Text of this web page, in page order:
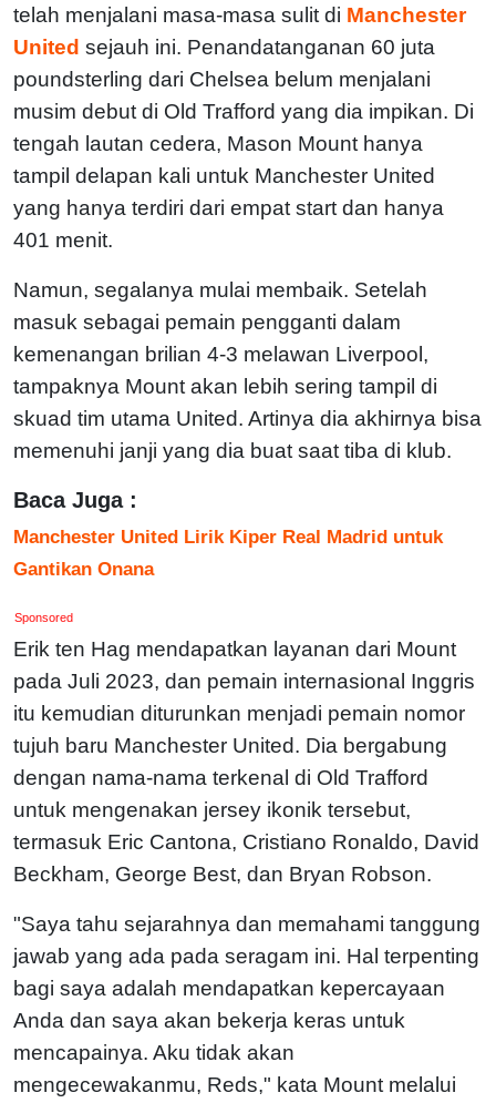
telah menjalani masa-masa sulit di Manchester
United sejauh ini. Penandatanganan 60 juta
poundsterling dari Chelsea belum menjalani
musim debut di Old Trafford yang dia impikan. Di
tengah lautan cedera, Mason Mount hanya
tampil delapan kali untuk Manchester United
yang hanya terdiri dari empat start dan hanya
401 menit.
Namun, segalanya mulai membaik. Setelah
masuk sebagai pemain pengganti dalam
kemenangan brilian 4-3 melawan Liverpool,
tampaknya Mount akan lebih sering tampil di
skuad tim utama United. Artinya dia akhirnya bisa
memenuhi janji yang dia buat saat tiba di klub.
Baca Juga :
Manchester United Lirik Kiper Real Madrid untuk
Gantikan Onana
Sponsored
Erik ten Hag mendapatkan layanan dari Mount
pada Juli 2023, dan pemain internasional Inggris
itu kemudian diturunkan menjadi pemain nomor
tujuh baru Manchester United. Dia bergabung
dengan nama-nama terkenal di Old Trafford
untuk mengenakan jersey ikonik tersebut,
termasuk Eric Cantona, Cristiano Ronaldo, David
Beckham, George Best, dan Bryan Robson.
"Saya tahu sejarahnya dan memahami tanggung
jawab yang ada pada seragam ini. Hal terpenting
bagi saya adalah mendapatkan kepercayaan
Anda dan saya akan bekerja keras untuk
mencapainya. Aku tidak akan
mengecewakanmu, Reds," kata Mount melalui